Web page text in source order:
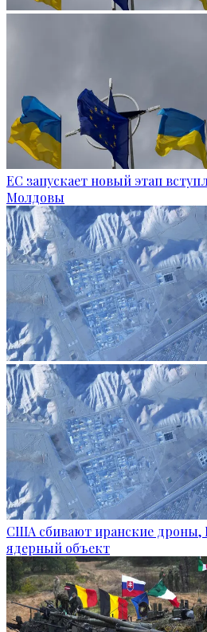
ЕС запускает новый этап
Молдовы
США сбивают иранские дроны,
ядерный объект